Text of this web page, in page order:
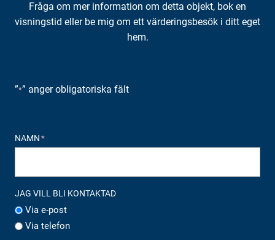
Fråga om mer information om detta objekt, bok en
visningstid eller be mig om ett värderingsbesök i ditt eget
hem.
”*” anger obligatoriska fält
NAMN *
JAG VILL BLI KONTAKTAD
Via e-post
Via telefon